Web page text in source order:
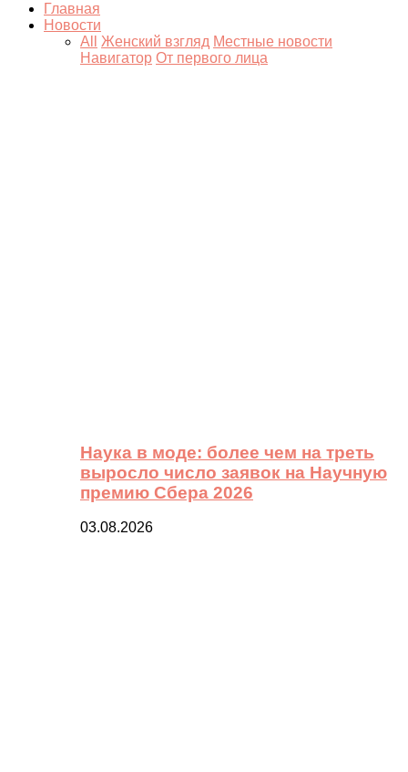
Главная
Новости
All
Женский взгляд Местные новости
Навигатор От первого лица
Наука в моде: более чем на треть
выросло число заявок на Научную
премию Сбера 2026
03.08.2026